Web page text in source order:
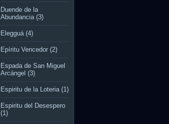
Duende de la
Abundancia (3)
Elegguá (4)
Epíritu Vencedor (2)
Espada de San Miguel
Arcángel (3)
Espiritu de la Loteria (1)
Espiritu del Desespero
(1)